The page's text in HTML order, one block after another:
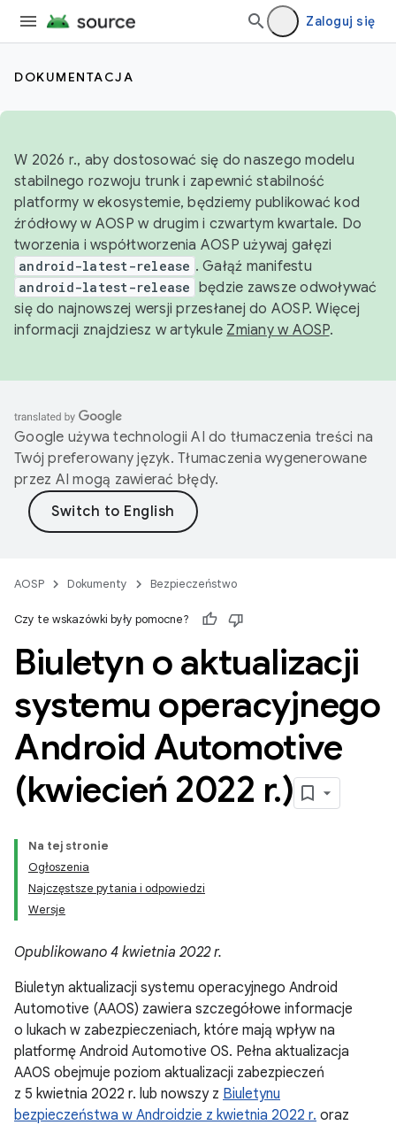
Zaloguj się
DOKUMENTACJA
W 2026 r., aby dostosować się do naszego modelu
stabilnego rozwoju trunk i zapewnić stabilność
platformy w ekosystemie, będziemy publikować kod
źródłowy w AOSP w drugim i czwartym kwartale. Do
tworzenia i współtworzenia AOSP używaj gałęzi
android-latest-release . Gałąź manifestu
android-latest-release będzie zawsze odwoływać
się do najnowszej wersji przesłanej do AOSP. Więcej
informacji znajdziesz w artykule Zmiany w AOSP.
Google używa technologii AI do tłumaczenia treści na
Twój preferowany język. Tłumaczenia wygenerowane
przez AI mogą zawierać błędy.
AOSP Dokumenty Bezpieczeństwo
Czy te wskazówki były pomocne?
Biuletyn o aktualizacji
systemu operacyjnego
Android Automotive
(kwiecień 2022 r.)
Na tej stronie
Ogłoszenia
Najczęstsze pytania i odpowiedzi
Wersje
Opublikowano 4 kwietnia 2022 r.
Biuletyn aktualizacji systemu operacyjnego Android
Automotive (AAOS) zawiera szczegółowe informacje
o lukach w zabezpieczeniach, które mają wpływ na
platformę Android Automotive OS. Pełna aktualizacja
AAOS obejmuje poziom aktualizacji zabezpieczeń
z 5 kwietnia 2022 r. lub nowszy z Biuletynu
bezpieczeństwa w Androidzie z kwietnia 2022 r. oraz